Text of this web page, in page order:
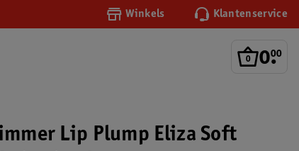
Winkels Klantenservice
0.
00
Lip Plump Eliza Soft